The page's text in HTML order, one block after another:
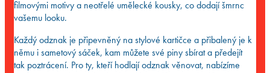
filmovými motivy a neotřelé umělecké kousky, co dodají šmrnc
vašemu looku.
Každý odznak je připevněný na stylové kartičce a přibalený je k
němu i sametový sáček, kam můžete své piny sbírat a předejít
tak poztrácení. Pro ty, kteří hodlají odznak věnovat, nabízíme